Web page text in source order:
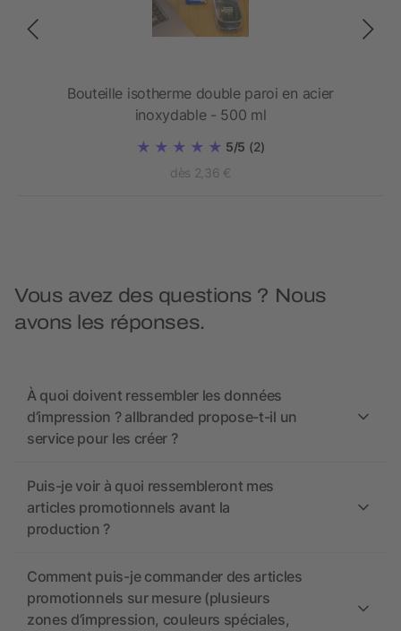
Bouteille isotherme double paroi en acier
inoxydable - 500 ml
5/5 (2)
dès 2,36 €
Vous avez des questions ? Nous
avons les réponses.
À quoi doivent ressembler les données
d’impression ? allbranded propose-t-il un
service pour les créer ?
Puis-je voir à quoi ressembleront mes
articles promotionnels avant la
production ?
Comment puis-je commander des articles
promotionnels sur mesure (plusieurs
zones d’impression, couleurs spéciales,